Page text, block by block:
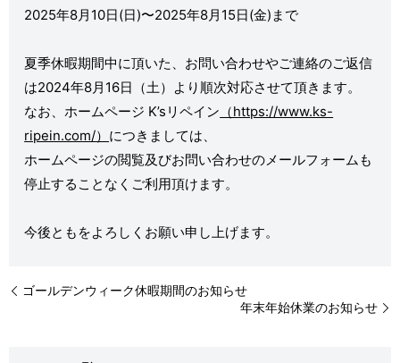
2025年8月10日(日)〜2025年8月15日(金)まで
夏季休暇期間中に頂いた、お問い合わせやご連絡のご返信
は2024年8月16日（土）より順次対応させて頂きます。
なお、ホームページ K’sリペイン （https://www.ks-
ripein.com/） につきましては、
ホームページの閲覧及びお問い合わせのメールフォームも
停止することなくご利用頂けます。
今後ともをよろしくお願い申し上げます。
ゴールデンウィーク休暇期間のお知らせ
年末年始休業のお知らせ